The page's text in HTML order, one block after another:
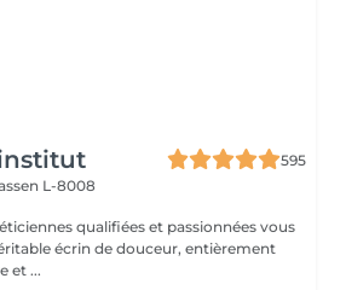
595
L-8008
qualifiées et passionnées vous
écrin de douceur, entièrement
et ...